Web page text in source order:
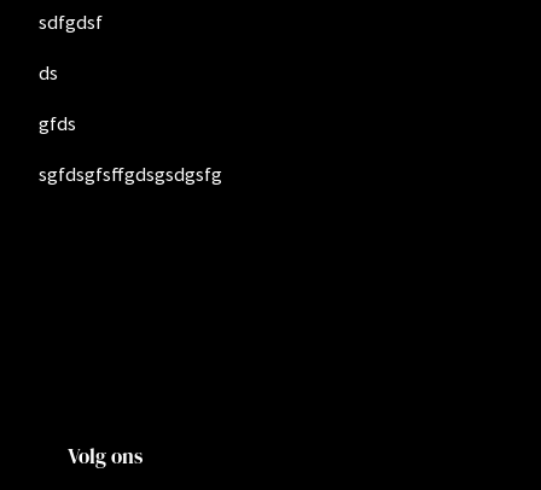
sdfgdsf
ds
gfds
sgfdsgfsffgdsgsdgsfg
Volg ons